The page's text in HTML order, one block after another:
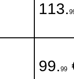
113.
99. 99